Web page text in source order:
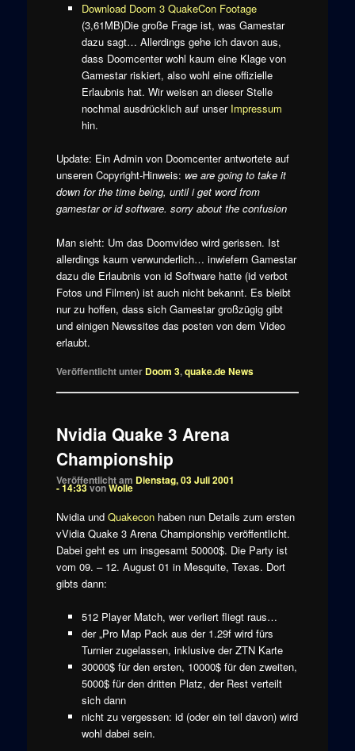
Download Doom 3 QuakeCon Footage
(3,61MB)Die große Frage ist, was Gamestar
dazu sagt… Allerdings gehe ich davon aus,
dass Doomcenter wohl kaum eine Klage von
Gamestar riskiert, also wohl eine offizielle
Erlaubnis hat. Wir weisen an dieser Stelle
nochmal ausdrücklich auf unser Impressum
hin.
Update: Ein Admin von Doomcenter antwortete auf
unseren Copyright-Hinweis: we are going to take it
down for the time being, until i get word from
gamestar or id software. sorry about the confusion
Man sieht: Um das Doomvideo wird gerissen. Ist
allerdings kaum verwunderlich… inwiefern Gamestar
dazu die Erlaubnis von id Software hatte (id verbot
Fotos und Filmen) ist auch nicht bekannt. Es bleibt
nur zu hoffen, dass sich Gamestar großzügig gibt
und einigen Newssites das posten von dem Video
erlaubt.
Veröffentlicht unter Doom 3,quake.de News
Nvidia Quake 3 Arena
Championship
Veröffentlicht am Dienstag, 03 Juli 2001
- 14:33vonWolle
Nvidia und Quakeconhaben nun Details zum ersten
vVidia Quake 3 Arena Championship veröffentlicht.
Dabei geht es um insgesamt 50000$. Die Party ist
vom 09. – 12. August 01 in Mesquite, Texas. Dort
gibts dann:
512 Player Match, wer verliert fliegt raus…
der „Pro Map Pack aus der 1.29f wird fürs
Turnier zugelassen, inklusive der ZTN Karte
30000$ für den ersten, 10000$ für den zweiten,
5000$ für den dritten Platz, der Rest verteilt
sich dann
nicht zu vergessen: id (oder ein teil davon) wird
wohl dabei sein.